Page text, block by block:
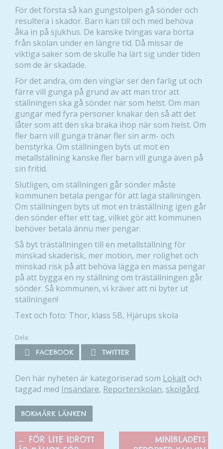
För det första så kan gungstolpen gå sönder och
resultera i skador. Barn kan till och med behöva
åka in på sjukhus. De kanske tvingas vara borta
från skolan under en längre tid. Då missar de
viktiga saker som de skulle ha lärt sig under tiden
som de är skadade.
För det andra, om den vinglar ser den farlig ut och
färre vill gunga på grund av att man tror att
ställningen ska gå sönder när som helst. Om man
gungar med fyra personer knakar den så att det
låter som att den ska braka ihop när som helst. Om
fler barn vill gunga tränar fler sin arm- och
benstyrka. Om ställningen byts ut mot en
metallställning kanske fler barn vill gunga även på
sin fritid.
Slutligen, om ställningen går sönder måste
kommunen betala pengar för att laga ställningen.
Om ställningen byts ut mot en träställning igen går
den sönder efter ett tag, vilket gör att kommunen
behöver betala ännu mer pengar.
Så byt träställningen till en metallställning för
minskad skaderisk, mer motion, mer rolighet och
minskad risk på att behöva lägga en massa pengar
på att bygga en ny ställning om träställningen går
sönder. Så kommunen, vi kräver att ni byter ut
ställningen!
Text och foto: Thor, klass 5B, Hjärups skola
Dela:
FACEBOOK TWITTER
Den här nyheten är kategoriserad som Lokalt och
taggad med Insändare, Reporterskolan, skolgård.
BOKMÄRK LÄNKEN
← FÖR LITE IDROTT
MINIBLADETS